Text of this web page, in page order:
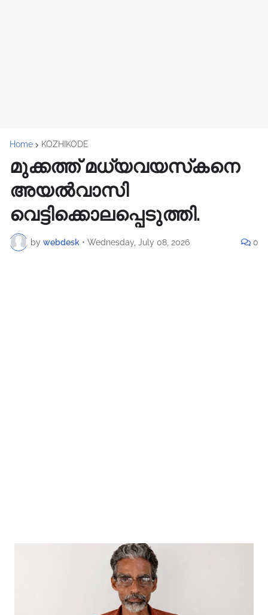
Home KOZHIKODE
മുക്കത്ത് മധ്യവയസ്‌കനെ
അയല്‍വാസി
വെട്ടിക്കൊലപ്പെടുത്തി.
by webdesk • Wednesday, July 08, 2026 0